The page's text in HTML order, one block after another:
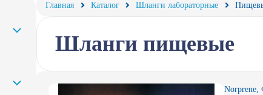
Главная Каталог Шланги лабораторные
Шланги пищевые
Norprene,